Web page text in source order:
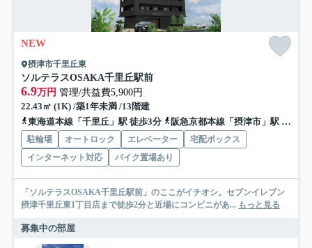
NEW
摂津市千里丘東
ソルテラスOSAKA千里丘駅前
6.9万円 管理/共益費5,900円
22.43㎡ (1K) /築1年未満 /13階建
東海道本線「千里丘」駅 徒歩3分
阪急京都本線「摂津市」駅 徒歩6分
駐輪場 オートロック エレベーター
宅配ボックス
インターネット対応
バイク置場あり
「ソルテラスOSAKA千里丘駅前」のここがイチオシ。セブンイレブン
摂津千里丘東1丁目店まで徒歩2分と近場にコンビニがあ... もっと見る
募集中の部屋